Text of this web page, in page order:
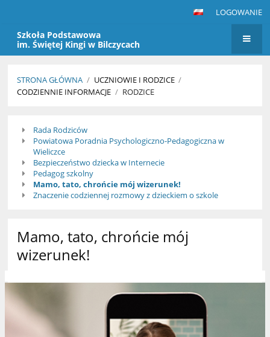
LOGOWANIE
Szkoła Podstawowa
im. Świętej Kingi w Bilczycach
STRONA GŁÓWNA / UCZNIOWIE I RODZICE /
CODZIENNIE INFORMACJE / RODZICE
Rodzice
Rada Rodziców
Powiatowa Poradnia Psychologiczno-Pedagogiczna w
Wieliczce
Bezpieczeństwo dziecka w Internecie
Pedagog szkolny
Mamo, tato, chrońcie mój wizerunek!
Znaczenie codziennej rozmowy z dzieckiem o szkole
Mamo, tato, chrońcie mój
wizerunek!